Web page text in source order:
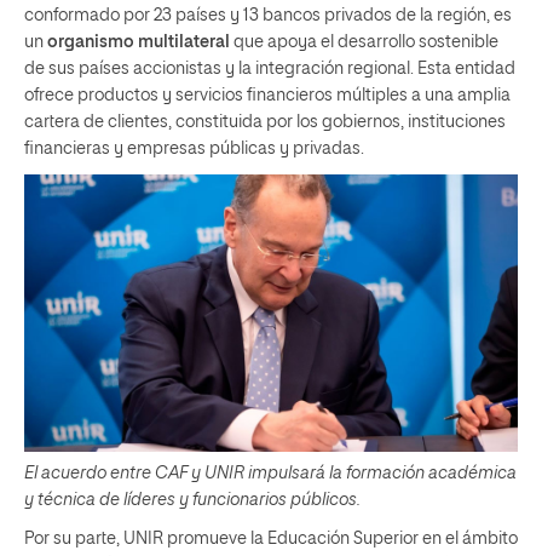
conformado por 23 países y 13 bancos privados de la región, es
un organismo multilateral que apoya el desarrollo sostenible
de sus países accionistas y la integración regional. Esta entidad
ofrece productos y servicios financieros múltiples a una amplia
cartera de clientes, constituida por los gobiernos, instituciones
financieras y empresas públicas y privadas.
El acuerdo entre CAF y UNIR impulsará la formación académica
y técnica de líderes y funcionarios públicos.
Por su parte, UNIR promueve la Educación Superior en el ámbito